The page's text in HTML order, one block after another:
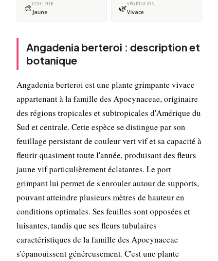
🎨COULEUR
Jaune 🌿VÉGÉTATION
Vivace
Angadenia berteroi : description et
botanique
Angadenia berteroi est une plante grimpante vivace
appartenant à la famille des Apocynaceae, originaire
des régions tropicales et subtropicales d'Amérique du
Sud et centrale. Cette espèce se distingue par son
feuillage persistant de couleur vert vif et sa capacité à
fleurir quasiment toute l'année, produisant des fleurs
jaune vif particulièrement éclatantes. Le port
grimpant lui permet de s'enrouler autour de supports,
pouvant atteindre plusieurs mètres de hauteur en
conditions optimales. Ses feuilles sont opposées et
luisantes, tandis que ses fleurs tubulaires
caractéristiques de la famille des Apocynaceae
s'épanouissent généreusement. C'est une plante